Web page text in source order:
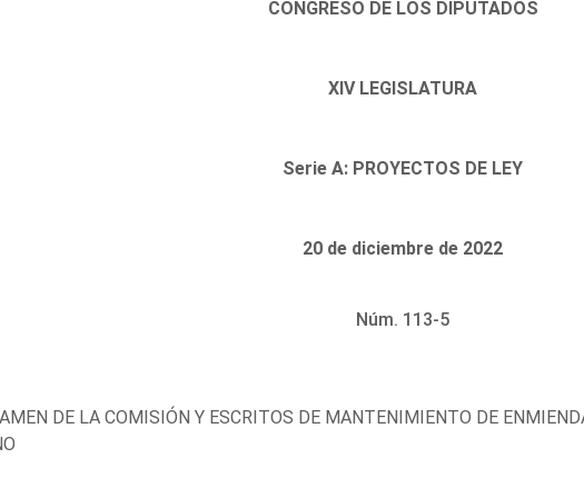
CONGRESO DE LOS DIPUTADOS
XIV LEGISLATURA
Serie A: PROYECTOS DE LEY
20 de diciembre de 2022
Núm. 113-5
DE LA COMISIÓN Y ESCRITOS DE MANTENIMIENTO DE